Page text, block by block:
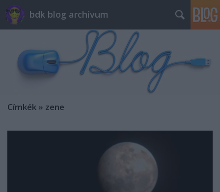
bdk blog archívum
Címkék » zene